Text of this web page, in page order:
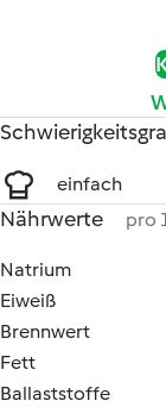
einfach
Nährwerte pro
Natrium
Eiweiß
Brennwert
Fett
Ballaststoffe